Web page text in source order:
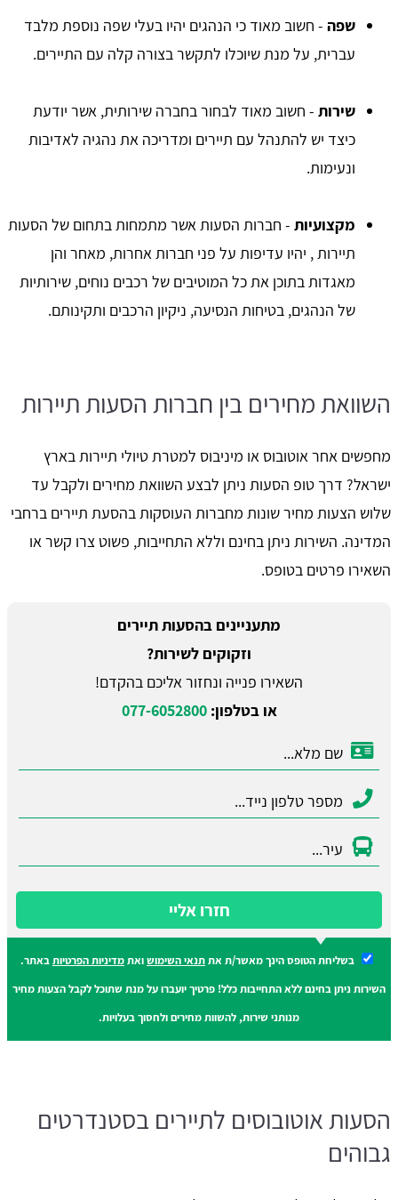
שפה - חשוב מאוד כי הנהגים יהיו בעלי שפה נוספת מלבד
עברית, על מנת שיוכלו לתקשר בצורה קלה עם התיירים.
שירות - חשוב מאוד לבחור בחברה שירותית, אשר יודעת
כיצד יש להתנהל עם תיירים ומדריכה את נהגיה לאדיבות
ונעימות.
מקצועיות - חברות הסעות אשר מתמחות בתחום של הסעות
תיירות , יהיו עדיפות על פני חברות אחרות, מאחר והן
מאגדות בתוכן את כל המוטיבים של רכבים נוחים, שירותיות
של הנהגים, בטיחות הנסיעה, ניקיון הרכבים ותקינותם.
השוואת מחירים בין חברות הסעות תיירות
מחפשים אחר אוטובוס או מיניבוס למטרת טיולי תיירות בארץ
ישראל? דרך טופ הסעות ניתן לבצע השוואת מחירים ולקבל עד
שלוש הצעות מחיר שונות מחברות העוסקות בהסעת תיירים ברחבי
המדינה. השירות ניתן בחינם וללא התחייבות, פשוט צרו קשר או
השאירו פרטים בטופס.
מתעניינים בהסעות תיירים
וזקוקים לשירות?
השאירו פנייה ונחזור אליכם בהקדם!
או בטלפון:077-6052800
חזרו אליי
בשליחת הטופס הינך מאשר/ת אתתנאי השימושואתמדיניות הפרטיותבאתר.
השירות ניתן בחינם ללא התחייבות כלל! פרטיך יועברו על מנת שתוכל לקבל הצעות מחיר
מנותני שירות, להשוות מחירים ולחסוך בעלויות.
הסעות אוטובוסים לתיירים בסטנדרטים
גבוהים